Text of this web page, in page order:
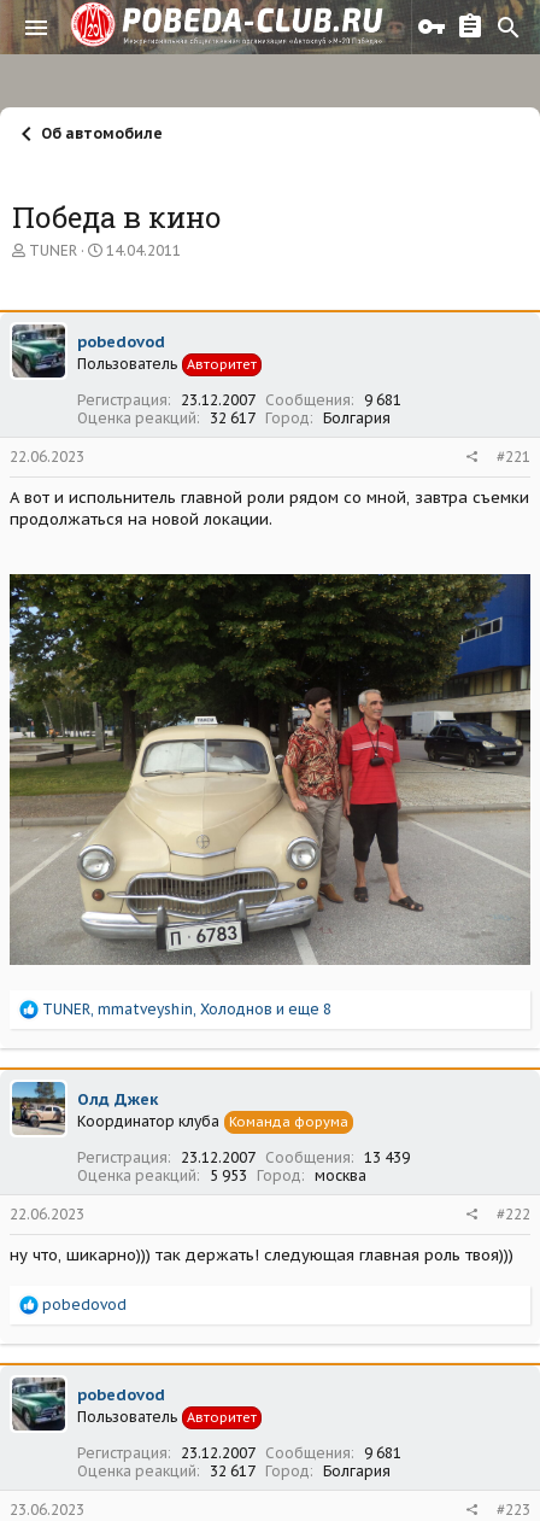
Об автомобиле
Победа в кино
А
о
р
т
е
TUNER
Д
а
а
ч
л
а
14.04.2011
pobedovod
Пользователь Авторитет
Регистрация 23.12.2007 Сообщения
9 681
Оценка реакций
32 617 Город Болгария
22.06.2023 #221
А вот и испольнитель главной роли рядом со мной, завтра съемки
продолжаться на новой локации.
Р
а
к
ц
и
и
TUNER, mmatveyshin, Холоднов и еще 8
Олд Джек
Координатор клуба Команда форума
Регистрация 23.12.2007 Сообщения
13 439
Оценка реакций
5 953 Город москва
22.06.2023 #222
ну что, шикарно))) так держать! следующая главная роль твоя)))
Р
а
к
ц
и
и
pobedovod
pobedovod
Пользователь Авторитет
Регистрация 23.12.2007 Сообщения
9 681
Оценка реакций
32 617 Город Болгария
23.06.2023 #223